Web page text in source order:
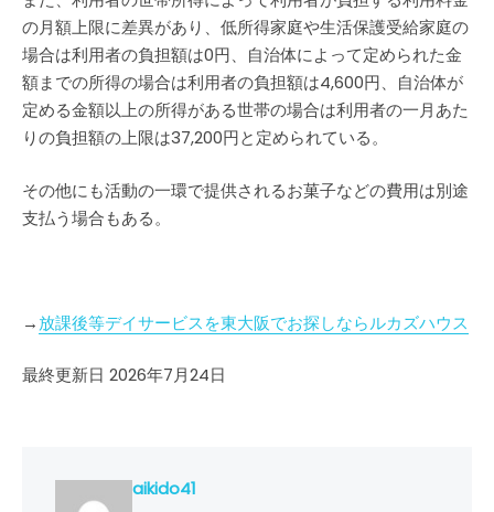
の月額上限に差異があり、低所得家庭や生活保護受給家庭の
場合は利用者の負担額は0円、自治体によって定められた金
額までの所得の場合は利用者の負担額は4,600円、自治体が
定める金額以上の所得がある世帯の場合は利用者の一月あた
りの負担額の上限は37,200円と定められている。
その他にも活動の一環で提供されるお菓子などの費用は別途
支払う場合もある。
→放課後等デイサービスを東大阪でお探しならルカズハウス
最終更新日 2026年7月24日
aikido41